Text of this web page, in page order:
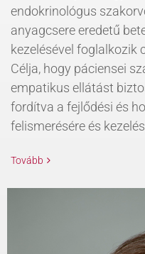
endokrinológus
anyagcsere eredetű
kezelésével foglalkozik
Célja, hogy páciensei
empatikus ellátást
fordítva a fejlődési és
felismerésére és
Tovább